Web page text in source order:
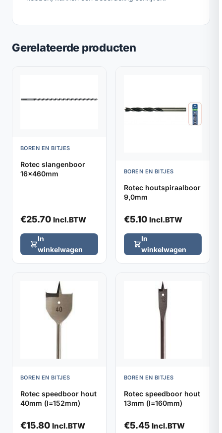
Gerelateerde producten
BOREN EN BITJES
Rotec slangenboor
16x460mm
€25.70 Incl.BTW
In
winkelwagen
BOREN EN BITJES
Rotec houtspiraalboor
9,0mm
€5.10 Incl.BTW
In
winkelwagen
BOREN EN BITJES
Rotec speedboor hout
40mm (l=152mm)
€15.80 Incl.BTW
BOREN EN BITJES
Rotec speedboor hout
13mm (l=160mm)
€5.45 Incl.BTW